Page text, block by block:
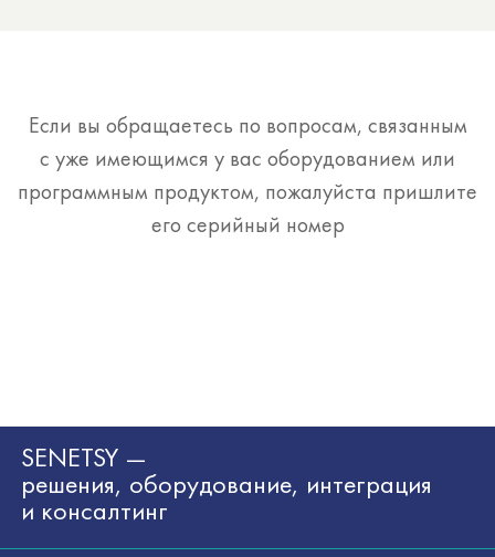
Если вы обращаетесь по вопросам, связанным
с уже имеющимся у вас оборудованием или
программным продуктом, пожалуйста пришлите
его серийный номер
SENETSY —
решения, оборудование, интеграция
и консалтинг